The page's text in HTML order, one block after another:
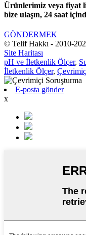
Ürünlerimiz veya fiyat
bize ulaşın, 24 saat
GÖNDERMEK
© Telif Hakkı - 2010-
Site Haritası
pH ve İletkenlik Ölçer,
İletkenlik Ölçer,
E-posta gönder
x